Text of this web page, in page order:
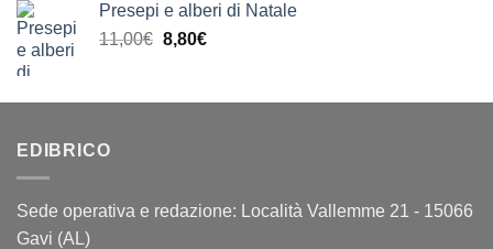
era:
23,00€.
è:
Presepi e alberi di Natale
11,00€ Il
era:
8,80€Il
è:
EDIBRICO
Sede operativa e redazione: Località Vallemme 21 - 15066
Gavi (AL)